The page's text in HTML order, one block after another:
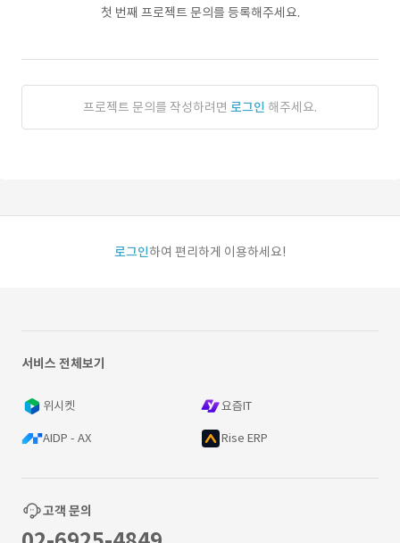
첫 번째 프로젝트 문의를 등록해주세요.
프로젝트 문의를 작성하려면 로그인 해주세요.
로그인하여 편리하게 이용하세요!
서비스 전체보기
위시켓 요즘IT
AIDP - AX Rise ERP
고객 문의